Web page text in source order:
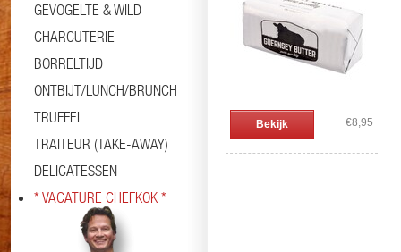
GEVOGELTE & WILD
CHARCUTERIE
BORRELTIJD
ONTBIJT/LUNCH/BRUNCH
TRUFFEL
TRAITEUR (TAKE-AWAY)
DELICATESSEN
* VACATURE CHEFKOK *
Bekijk €8,95